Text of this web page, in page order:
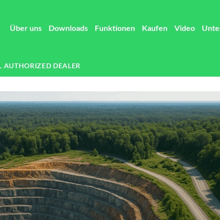
Über uns Downloads Funktionen Kaufen Video
AUTHORIZED DEALER